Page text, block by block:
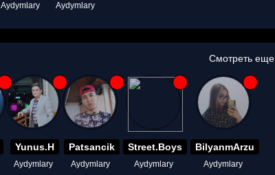
Aydymlary Aydymlary
Смотреть еще
Yunus.H
Aydymlary
Patsancik
Aydymlary
Street.Boys
Aydymlary
BilyanmArzu
Aydymlary